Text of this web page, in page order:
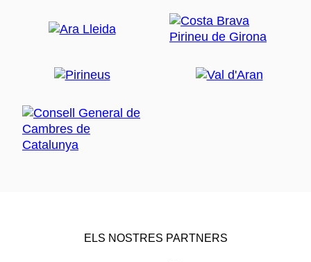
ELS NOSTRES PARTNERS